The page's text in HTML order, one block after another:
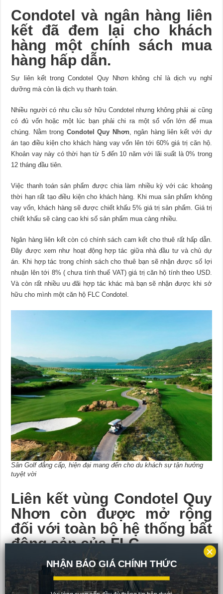
Condotel và ngân hàng liên
kết đã đem lại cho khách
hàng một chính sách mua
hàng hấp dẫn.
Sự liên kết trong Condotel Quy Nhơn không chỉ là dịch vụ nghỉ
dưỡng mà còn là dịch vụ thanh toán.
Nhiều người có nhu cầu sở hữu Condotel nhưng không phải ai cũng
có đủ vốn hoặc một lúc bạn phải chi ra một số vốn lớn để mua
chúng. Nằm trong Condotel Quy Nhơn, ngân hàng liên kết với dự
án tạo điều kiện cho khách hàng vay vốn lên tới 60% giá trị căn hộ.
Khoản vay này có thời hạn từ 5 đến 10 năm với lãi suất là 0% trong
12 tháng đầu tiên.
Việc thanh toán sản phẩm được chia làm nhiều kỳ với các khoảng
thời hạn rất tạo điều kiện cho khách hàng. Khi mua sản phẩm không
vay vốn, khách hàng sẽ được chiết khấu 5% giá trị sản phẩm. Giá trị
chiết khấu sẽ càng cao khi số sản phẩm mua càng nhiều.
Ngân hàng liên kết còn có chính sách cam kết cho thuê rất hấp dẫn.
Đây được xem như hoạt động hợp tác giữa nhà đầu tư và chủ dự
án. Khi hợp tác trong chính sách cho thuê bạn sẽ nhận được số lợi
nhuận lên tới 8% ( chưa tính thuế VAT) giá trị căn hộ tính theo USD.
Và còn rất nhiều ưu đãi hợp tác khác mà bạn sẽ nhận được khi sở
hữu cho mình một căn hộ FLC Condotel.
Sân Golf đẳng cấp, hiện đại mang đến cho du khách sự tận hưởng
tuyệt vời
Liên kết vùng Condotel Quy
Nhơn còn được mở rộng
đối với toàn bộ hệ thống bất
động sản của FLC
Khi bạn sở hữu một sản phẩm FLC Condotel, những dịch vụ ưu đãi
bạn nhận được sẽ không chỉ nằm trongliên kết vùng Condotel Quy
Nhơn.
NHẬN BÁO GIÁ CHÍNH THỨC
×